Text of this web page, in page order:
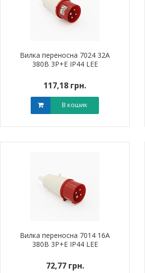
Вилка переносна 7024 32А
380В 3Р+Е IP44 LEE
117,18 грн.
В кошик
Вилка переносна 7014 16А
380В 3Р+Е IP44 LEE
72,77 грн.